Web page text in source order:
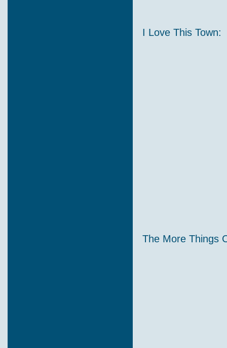
I Love This Town:
The More Things